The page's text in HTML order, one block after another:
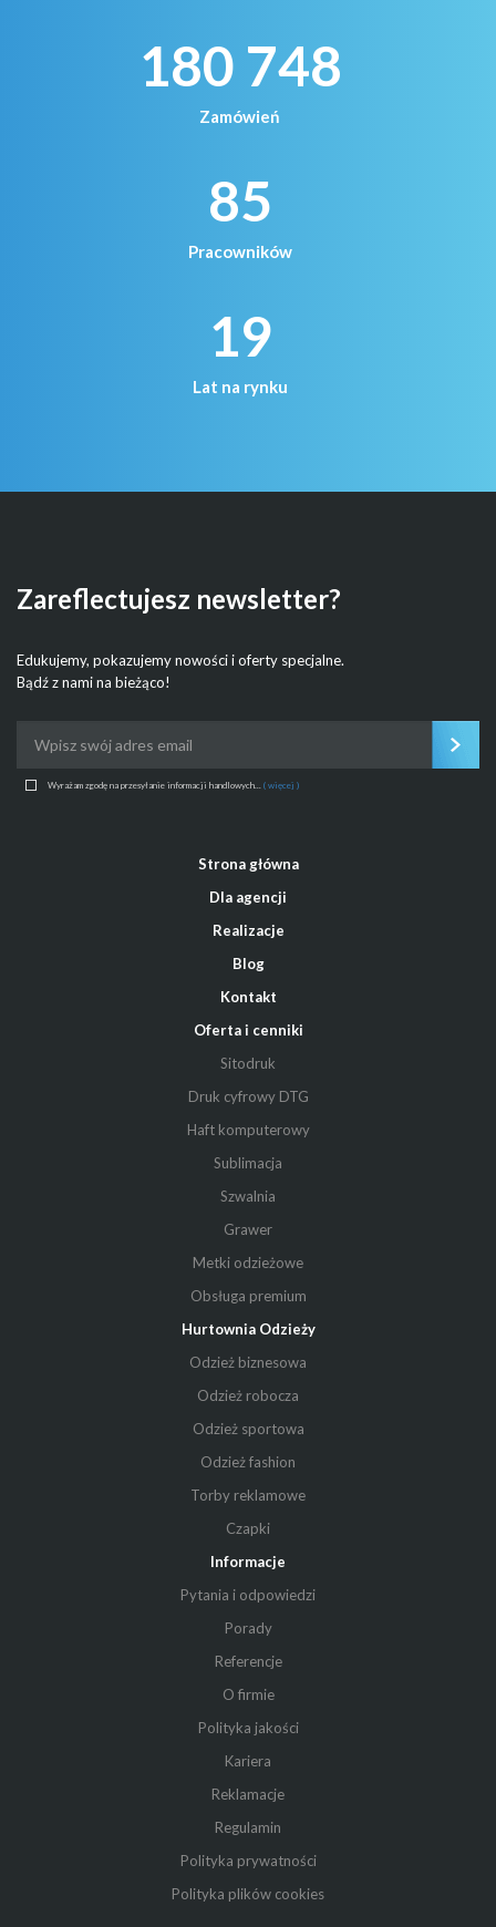
180 748
Zamówień
85
Pracowników
19
Lat na rynku
Zareflectujesz newsletter?
Edukujemy, pokazujemy nowości i oferty specjalne.
Bądź z nami na bieżąco!
Wyrażam zgodę na przesyłanie informacji handlowych... ( więcej )
Strona główna
Dla agencji
Realizacje
Blog
Kontakt
Oferta i cenniki
Sitodruk
Druk cyfrowy DTG
Haft komputerowy
Sublimacja
Szwalnia
Grawer
Metki odzieżowe
Obsługa premium
Hurtownia Odzieży
Odzież biznesowa
Odzież robocza
Odzież sportowa
Odzież fashion
Torby reklamowe
Czapki
Informacje
Pytania i odpowiedzi
Porady
Referencje
O firmie
Polityka jakości
Kariera
Reklamacje
Regulamin
Polityka prywatności
Polityka plików cookies